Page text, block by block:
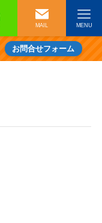
MAIL MENU
お問合せフォーム